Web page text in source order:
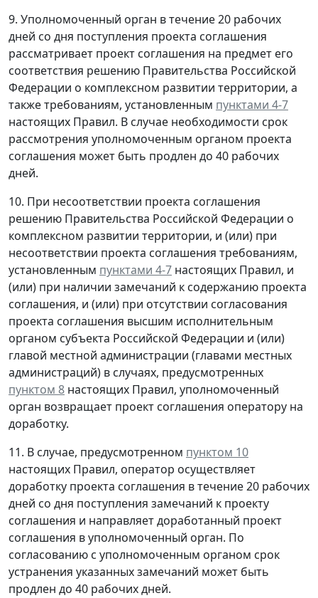
9. Уполномоченный орган в течение 20 рабочих
дней со дня поступления проекта соглашения
рассматривает проект соглашения на предмет его
соответствия решению Правительства Российской
Федерации о комплексном развитии территории, а
также требованиям, установленным пунктами 4-7
настоящих Правил. В случае необходимости срок
рассмотрения уполномоченным органом проекта
соглашения может быть продлен до 40 рабочих
дней.
10. При несоответствии проекта соглашения
решению Правительства Российской Федерации о
комплексном развитии территории, и (или) при
несоответствии проекта соглашения требованиям,
установленным пунктами 4-7 настоящих Правил, и
(или) при наличии замечаний к содержанию проекта
соглашения, и (или) при отсутствии согласования
проекта соглашения высшим исполнительным
органом субъекта Российской Федерации и (или)
главой местной администрации (главами местных
администраций) в случаях, предусмотренных
пунктом 8 настоящих Правил, уполномоченный
орган возвращает проект соглашения оператору на
доработку.
11. В случае, предусмотренном пунктом 10
настоящих Правил, оператор осуществляет
доработку проекта соглашения в течение 20 рабочих
дней со дня поступления замечаний к проекту
соглашения и направляет доработанный проект
соглашения в уполномоченный орган. По
согласованию с уполномоченным органом срок
устранения указанных замечаний может быть
продлен до 40 рабочих дней.